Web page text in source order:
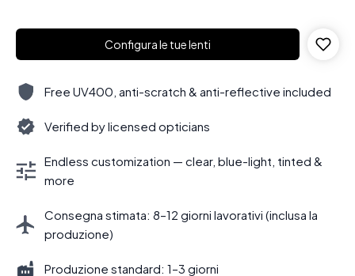
Configura le tue lenti
Free UV400, anti-scratch & anti-reflective included
Verified by licensed opticians
Endless customization — clear, blue-light, tinted &
more
Consegna stimata: 8–12 giorni lavorativi (inclusa la
produzione)
Produzione standard: 1–3 giorni